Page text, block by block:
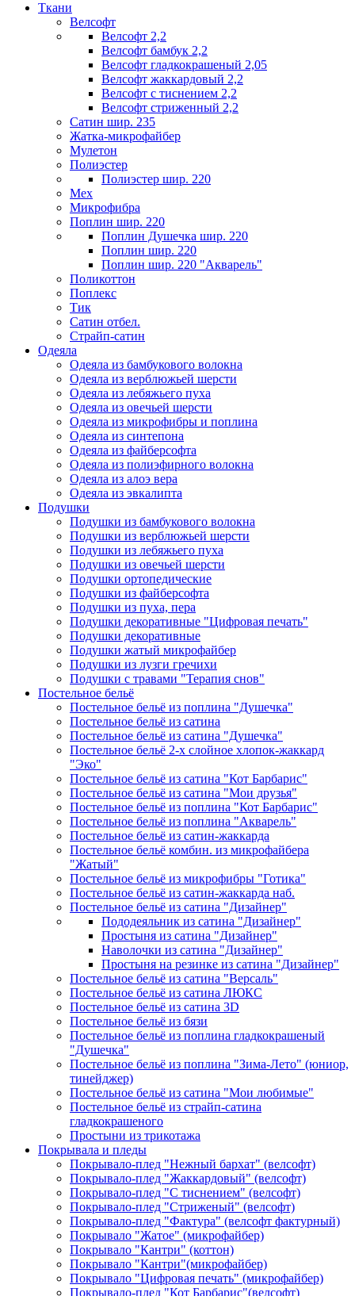
Ткани
Велсофт
Велсофт 2,2
Велсофт бамбук 2,2
Велсофт гладкокрашеный 2,05
Велсофт жаккардовый 2,2
Велсофт с тиснением 2,2
Велсофт стриженный 2,2
Сатин шир. 235
Жатка-микрофайбер
Мулетон
Полиэстер
Полиэстер шир. 220
Мех
Микрофибра
Поплин шир. 220
Поплин Душечка шир. 220
Поплин шир. 220
Поплин шир. 220 "Акварель"
Поликоттон
Поплекс
Тик
Сатин отбел.
Страйп-сатин
Одеяла
Одеяла из бамбукового волокна
Одеяла из верблюжьей шерсти
Одеяла из лебяжьего пуха
Одеяла из овечьей шерсти
Одеяла из микрофибры и поплина
Одеяла из синтепона
Одеяла из файберсофта
Одеяла из полиэфирного волокна
Одеяла из алоэ вера
Одеяла из эвкалипта
Подушки
Подушки из бамбукового волокна
Подушки из верблюжьей шерсти
Подушки из лебяжьего пуха
Подушки из овечьей шерсти
Подушки ортопедические
Подушки из файберсофта
Подушки из пуха, пера
Подушки декоративные "Цифровая печать"
Подушки декоративные
Подушки жатый микрофайбер
Подушки из лузги гречихи
Подушки с травами "Терапия снов"
Постельное бельё
Постельное бельё из поплина "Душечка"
Постельное бельё из сатина
Постельное бельё из сатина "Душечка"
Постельное бельё 2-х слойное хлопок-жаккард
"Эко"
Постельное бельё из сатина "Кот Барбарис"
Постельное бельё из сатина "Мои друзья"
Постельное бельё из поплина "Кот Барбарис"
Постельное бельё из поплина "Акварель"
Постельное бельё из сатин-жаккарда
Постельное бельё комбин. из микрофайбера
"Жатый"
Постельное бельё из микрофибры "Готика"
Постельное бельё из сатин-жаккарда наб.
Постельное бельё из сатина "Дизайнер"
Пододеяльник из сатина "Дизайнер"
Простыня из сатина "Дизайнер"
Наволочки из сатина "Дизайнер"
Простыня на резинке из сатина "Дизайнер"
Постельное бельё из сатина "Версаль"
Постельное бельё из сатина ЛЮКС
Постельное бельё из сатина 3D
Постельное бельё из бязи
Постельное бельё из поплина гладкокрашеный
"Душечка"
Постельное бельё из поплина "Зима-Лето" (юниор,
тинейджер)
Постельное бельё из сатина "Мои любимые"
Постельное бельё из страйп-сатина
гладкокрашеного
Простыни из трикотажа
Покрывала и пледы
Покрывало-плед "Нежный бархат" (велсофт)
Покрывало-плед "Жаккардовый" (велсофт)
Покрывало-плед "С тиснением" (велсофт)
Покрывало-плед "Стриженый" (велсофт)
Покрывало-плед "Фактура" (велсофт фактурный)
Покрывало "Жатое" (микрофайбер)
Покрывало "Кантри" (коттон)
Покрывало "Кантри"(микрофайбер)
Покрывало "Цифровая печать" (микрофайбер)
Покрывало-плед "Кот Барбарис"(велсофт)